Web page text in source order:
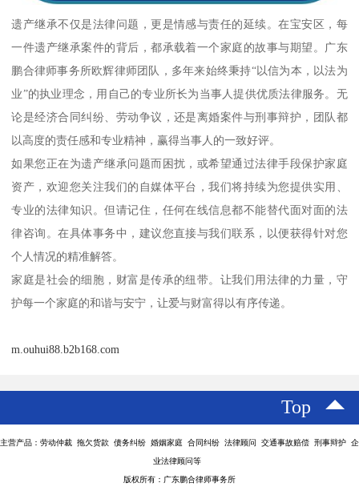
遗产继承不仅是法律问题，更是情感与责任的延续。在宝安区，每
一件遗产继承案件的背后，都承载着一个家庭的故事与期望。广东
鹏合律师事务所欧辉律师团队，多年来始终秉持“以信为本，以法为
业”的执业理念，用自己的专业所长为当事人提供优质法律服务。无
论是经济合同纠纷、劳动争议，还是离婚案件与刑事辩护，团队都
以高度的责任感和专业精神，赢得当事人的一致好评。
如果您正在为遗产继承问题而困扰，或希望通过法律手段保护家庭
资产，欢迎您关注我们的自媒体平台，我们将持续为您提供实用、
专业的法律知识。但请记住，任何在线信息都不能替代面对面的法
律咨询。在具体事务中，建议您直接与我们联系，以便获得针对您
个人情况的精准解答。
家庭是社会的细胞，财富是传承的纽带。让我们用法律的力量，守
护每一个家庭的和谐与安宁，让爱与财富得以有序传递。
m.ouhui88.b2b168.com
Top
主营产品：劳动仲裁 拖欠货款 债务纠纷 婚姻家庭 合同纠纷 法律顾问 交通事故赔偿 刑事辩护 企
业法律顾问等
版权所有：广东鹏合律师事务所